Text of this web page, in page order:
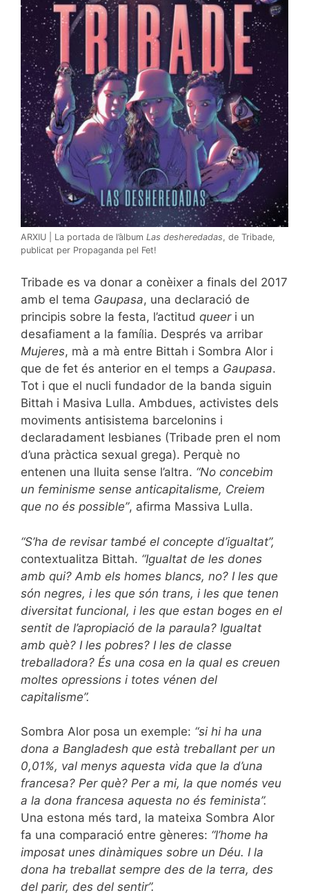
ARXIU | La portada de l’àlbum Las desheredadas, de Tribade,
publicat per Propaganda pel Fet!
Tribade es va donar a conèixer a finals del 2017
amb el tema Gaupasa, una declaració de
principis sobre la festa, l’actitud queeri un
desafiament a la família. Després va arribar
Mujeres, mà a mà entre Bittah i Sombra Alor i
que de fet és anterior en el temps a Gaupasa.
Tot i que el nucli fundador de la banda siguin
Bittah i Masiva Lulla. Ambdues, activistes dels
moviments antisistema barcelonins i
declaradament lesbianes (Tribade pren el nom
d’una pràctica sexual grega). Perquè no
entenen una lluita sense l’altra. “No concebim
un feminisme sense anticapitalisme, Creiem
que no és possible”, afirma Massiva Lulla.
“S’ha de revisar també el concepte d’igualtat”,
contextualitza Bittah. “Igualtat de les dones
amb qui? Amb els homes blancs, no? I les que
són negres, i les que són trans, i les que tenen
diversitat funcional, i les que estan boges en el
sentit de l’apropiació de la paraula? Igualtat
amb què? I les pobres? I les de classe
treballadora? És una cosa en la qual es creuen
moltes opressions i totes vénen del
capitalisme”.
Sombra Alor posa un exemple: “si hi ha una
dona a Bangladesh que està treballant per un
0,01%, val menys aquesta vida que la d’una
francesa? Per què? Per a mi, la que només veu
a la dona francesa aquesta no és feminista”.
Una estona més tard, la mateixa Sombra Alor
fa una comparació entre gèneres: “l’home ha
imposat unes dinàmiques sobre un Déu. I la
dona ha treballat sempre des de la terra, des
del parir, des del sentir”.